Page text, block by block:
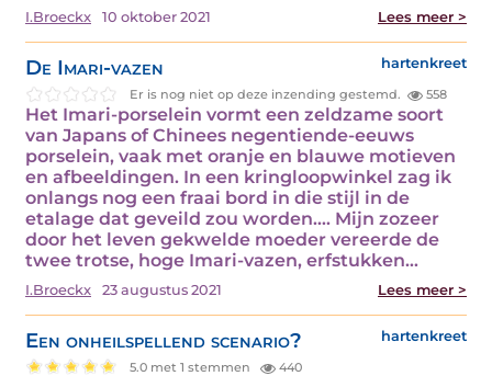
I.Broeckx 10 oktober 2021 Lees meer >
De Imari-vazen hartenkreet
Er is nog niet op deze inzending gestemd. 558
Het Imari-porselein vormt een zeldzame soort
van Japans of Chinees negentiende-eeuws
porselein, vaak met oranje en blauwe motieven
en afbeeldingen. In een kringloopwinkel zag ik
onlangs nog een fraai bord in die stijl in de
etalage dat geveild zou worden.... Mijn zozeer
door het leven gekwelde moeder vereerde de
twee trotse, hoge Imari-vazen, erfstukken…
I.Broeckx 23 augustus 2021 Lees meer >
Een onheilspellend scenario? hartenkreet
5.0 met 1 stemmen 440